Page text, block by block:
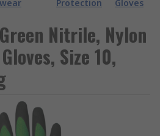
Protection
Gloves
Nitrile, Nylon
Size 10,